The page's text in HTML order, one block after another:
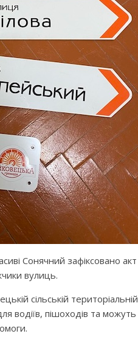
Сонячний зафіксовано
вулиць.
сільській
водіїв, пішоходів та